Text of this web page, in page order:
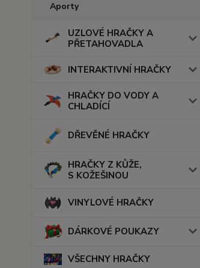
Aporty
UZLOVÉ HRAČKY A
PŘETAHOVADLA
INTERAKTIVNÍ HRAČKY
HRAČKY DO VODY A
CHLADÍCÍ
DŘEVĚNÉ HRAČKY
HRAČKY Z KŮŽE,
S KOŽEŠINOU
VINYLOVÉ HRAČKY
DÁRKOVÉ POUKAZY
VŠECHNY HRAČKY